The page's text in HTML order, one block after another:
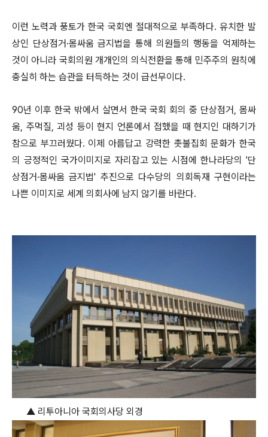
이런 노력과 풍토가 한국 국회엔 절대적으로 부족하다. 유치한 발
상인 단상점거·몸싸움 금지법을 통해 의원들의 행동을 억제하는
것이 아니라 국회의원 개개인의 의식전환을 통해 민주주의 원칙에
충실히 하는 습관을 터득하는 것이 급선무이다.
90년 이후 한국 밖에서 살면서 한국 국회 회의 중 단상점거, 몸싸
움, 주먹질, 괴성 등이 현지 언론에서 접했을 때 현지인 대하기가
참으로 부끄러웠다. 이제 아름답고 강력한 촛불집회 문화가 한국
의 긍정적인 국가이미지로 자리잡고 있는 시점에 한나라당의 '단
상점거·몸싸움 금지법' 추진으로 다수당의 의회독재 구현이라는
나쁜 이미지로 세계 의회사에 남지 않기를 바란다.
▲ 리투아니아 국회의사당 외경